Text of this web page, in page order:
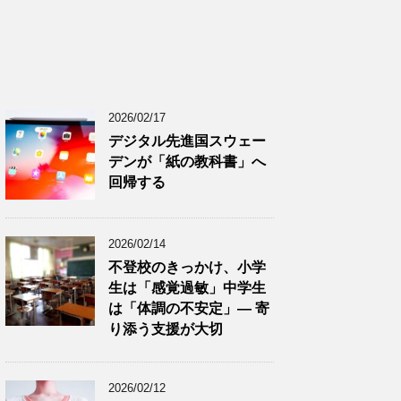
2026/02/17
デジタル先進国スウェー
デンが「紙の教科書」へ
回帰する
2026/02/14
不登校のきっかけ、小学
生は「感覚過敏」中学生
は「体調の不安定」― 寄
り添う支援が大切
2026/02/12